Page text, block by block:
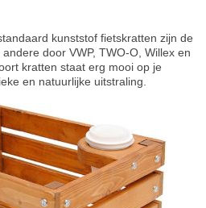
kunststof fietskratten zijn de
door VWP, TWO-O, Willex en
kratten staat erg mooi op je
en natuurlijke uitstraling.